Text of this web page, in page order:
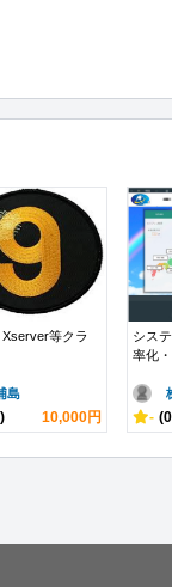
Xserver等クラ
島
10,000円
シス
率化・
-